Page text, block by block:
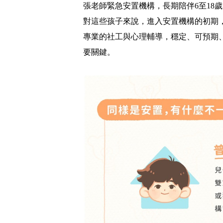
張老師緊急安置機構，長期陪伴6至18
對這些孩子來說，進入安置機構的初
專業的社工與心理輔導，穩定、可預
要關鍵。